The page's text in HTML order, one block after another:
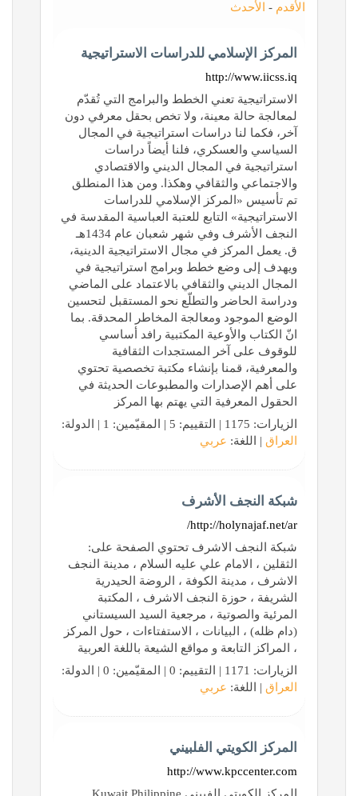
الأقدم-الأحدث
المركز الإسلامي للدراسات الاستراتيجية
http://www.iicss.iq
الاستراتيجية تعني الخطط والبرامج التي تُقدّم
لمعالجة حالة معينة، ولا تخص بحقل معرفي دون
آخر، فكما لنا دراسات استراتيجية في المجال
السياسي والعسكري، فلنا أيضاً دراسات
استراتيجية في المجال الديني والاقتصادي
والاجتماعي والثقافي وهكذا. ومن هذا المنطلق
تم تأسيس «المركز الإسلامي للدراسات
الاستراتيجية» التابع للعتبة العباسية المقدسة في
النجف الأشرف وفي شهر شعبان عام 1434هـ
ق. يعمل المركز في مجال الاستراتيجية الدينية،
ويهدف إلى وضع خطط وبرامج استراتيجية في
المجال الديني والثقافي بالاعتماد على الماضي
ودراسة الحاضر والتطلّع نحو المستقبل لتحسين
الوضع الموجود ومعالجة المخاطر المحدقة. بما
انّ الكتاب والأوعية المكتبية رافد أساسي
للوقوف على آخر المستجدات الثقافية
والمعرفية، قمنا بإنشاء مكتبة تخصصية تحتوي
على أهم الإصدارات والمطبوعات الحديثة في
الحقول المعرفية التي يهتم بها المركز
الزيارات: 1175 | التقييم: 5 | المقيّمين: 1 | الدولة:
العراق | اللغة:عربي
شبكة النجف الأشرف
http://holynajaf.net/ar/
شبكة النجف الاشرف تحتوي الصفحة على:
الثقلين ، الامام علي عليه السلام ، مدينة النجف
الاشرف ، مدينة الكوفة ، الروضة الحيدرية
الشريفة ، حوزة النجف الاشرف ، المكتبة
المرئية والصوتية ، مرجعية السيد السيستاني
(دام ظله) ، البيانات ، الاستفتاءات ، حول المركز
، المراكز التابعة و مواقع الشيعة باللغة العربية
الزيارات: 1171 | التقييم: 0 | المقيّمين: 0 | الدولة:
العراق | اللغة:عربي
المركز الكويتي الفلبيني
http://www.kpccenter.com